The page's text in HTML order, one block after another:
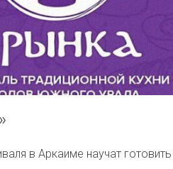
в Аркаиме научат